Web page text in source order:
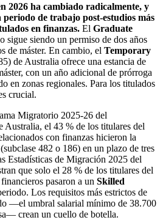
2026 ha cambiado radicalmente, y
de trabajo post-estudios más
en finanzas. El Graduate
sigue siendo un permiso de dos años
de máster. En cambio, el Temporary
de Australia ofrece una estancia de
con un año adicional de prórroga
en zonas regionales. Para los titulados
crucial.
Migratorio 2025-26 del
Australia, el 43 % de los titulares del
con finanzas hicieron la
(subclase 482 o 186) en un plazo de tres
Estadísticas de Migración 2025 del
que solo el 28 % de los titulares del
pasaron a un Skilled
Los requisitos más estrictos de
—el umbral salarial mínimo de 38.700
crean un cuello de botella.